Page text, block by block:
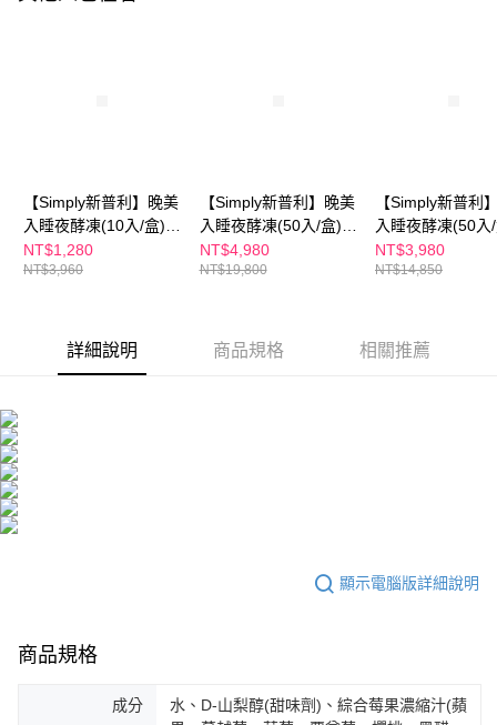
【注意事項】
１．透過由恩沛科技股份有限公司提供之「AFTEE先享後付」服務完成之交
易，需依本服務之必要範圍內提供個人資料，並將交易相關給付款項請求債
權轉讓予恩沛科技股份有限公司。
２．關於個人資料處理事宜，請瀏覽以下網址：
４．使用「AFTEE先享後付」時，將依據個別帳號之用戶狀況，依本公司即
每筆NT$100，滿NT$600(含以上)免運費
付款後7-11取貨
每筆NT$100，滿NT$600(含以上)免運費
【Simply新普利】晚美
入睡夜酵凍(10入/盒)
(x4盒)
NT$1,280
NT$3,960
【Simply新普利】晚美
入睡夜酵凍(50入/盒)
(x4盒)
NT$4,980
NT$19,800
【Simply新普利
入睡夜酵凍(50入
(x3盒)
NT$3,980
NT$14,850
詳細說明 商品規格 相關推薦
顯示電腦版詳細說明
商品規格
成分
水、D-山梨醇(甜味劑)、綜合莓果濃縮汁(蘋